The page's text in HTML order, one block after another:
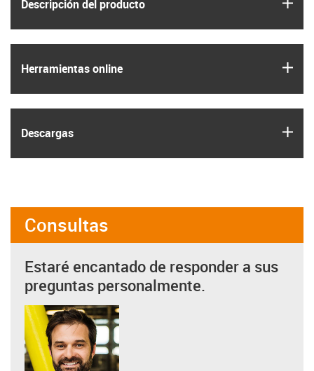
Descripción del producto
Herramientas online
Descargas
Consultas
Estaré encantado de responder a sus
preguntas personalmente.